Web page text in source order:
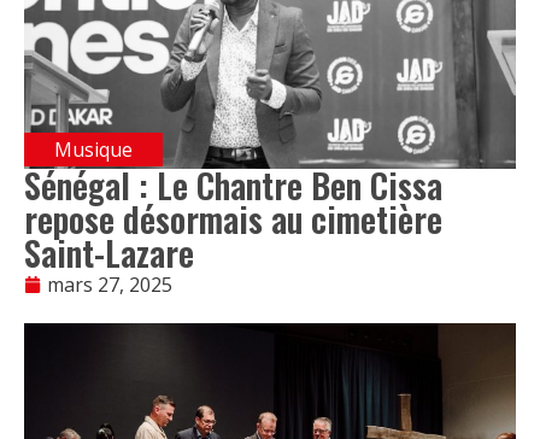
Musique
Sénégal : Le Chantre Ben Cissa
repose désormais au cimetière
Saint-Lazare
mars 27, 2025